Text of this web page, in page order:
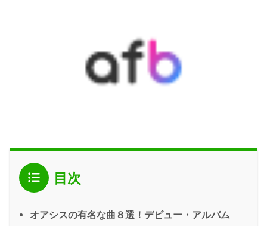
目次
オアシスの有名な曲８選！デビュー・アルバム